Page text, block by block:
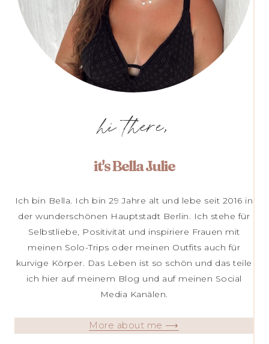
hi there,
it's Bella Julie
Ich bin Bella. Ich bin 29 Jahre alt und lebe seit 2016 in
der wunderschönen Hauptstadt Berlin. Ich stehe für
Selbstliebe, Positivität und inspiriere Frauen mit
meinen Solo-Trips oder meinen Outfits auch für
kurvige Körper. Das Leben ist so schön und das teile
ich hier auf meinem Blog und auf meinen Social
Media Kanälen.
More about me ⟶